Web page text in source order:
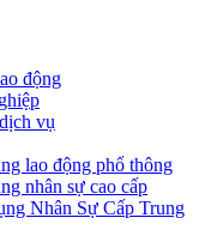
động
vụ
lao động phổ thông
nhân sự cao cấp
Nhân Sự Cấp Trung